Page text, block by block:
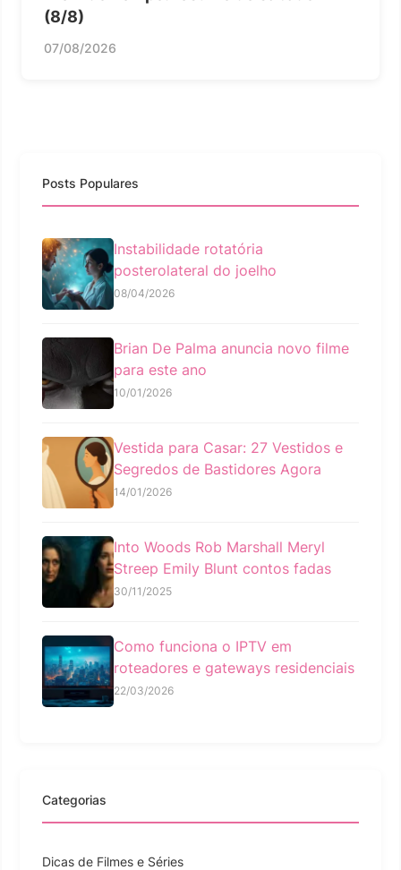
(8/8)
07/08/2026
Posts Populares
Instabilidade rotatória
posterolateral do joelho
08/04/2026
Brian De Palma anuncia novo filme
para este ano
10/01/2026
Vestida para Casar: 27 Vestidos e
Segredos de Bastidores Agora
14/01/2026
Into Woods Rob Marshall Meryl
Streep Emily Blunt contos fadas
30/11/2025
Como funciona o IPTV em
roteadores e gateways residenciais
22/03/2026
Categorias
Dicas de Filmes e Séries